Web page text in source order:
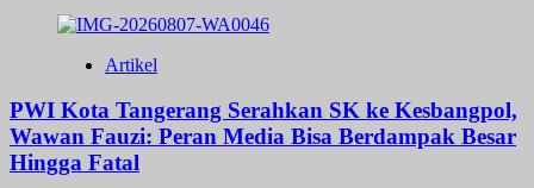
Artikel
PWI Kota Tangerang Serahkan SK ke Kesbangpol,
Wawan Fauzi: Peran Media Bisa Berdampak Besar
Hingga Fatal